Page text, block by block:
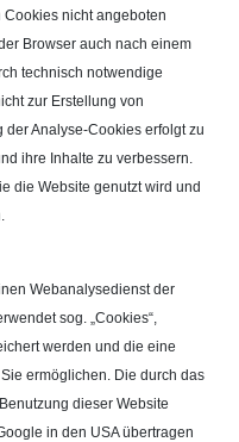
Cookies nicht angeboten
Browser auch nach einem
technisch notwendige
zur Erstellung von
Analyse-Cookies erfolgt zu
ihre Inhalte zu verbessern.
die Website genutzt wird und
Webanalysedienst der
sog. „Cookies“,
werden und die eine
ermöglichen. Die durch das
dieser Website
in den USA übertragen